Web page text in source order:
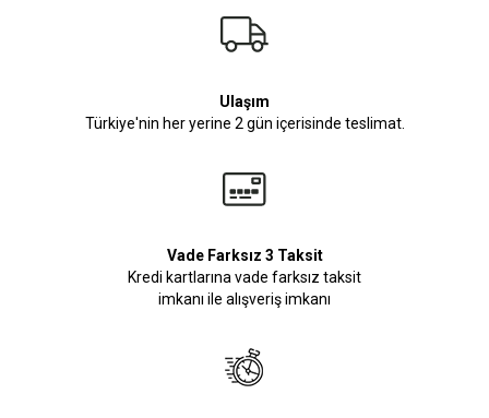
Ulaşım
Türkiye'nin her yerine 2 gün içerisinde teslimat.
Vade Farksız 3 Taksit
Kredi kartlarına vade farksız taksit
imkanı ile alışveriş imkanı